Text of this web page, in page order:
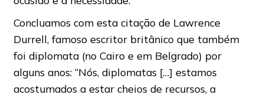
Concluamos com esta citação de Lawrence
Durrell, famoso escritor britânico que também
foi diplomata (no Cairo e em Belgrado) por
alguns anos: “Nós, diplomatas […] estamos
acostumados a estar cheios de recursos, a